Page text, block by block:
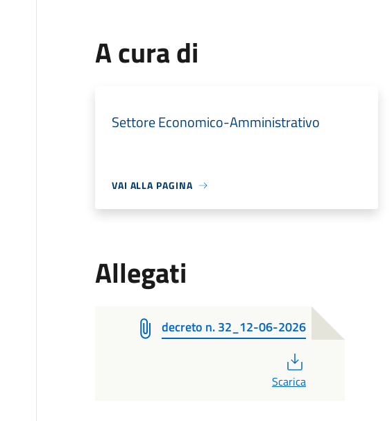
A cura di
Settore Economico-Amministrativo
VAI ALLA PAGINA
Allegati
decreto n. 32_12-06-2026
Scarica